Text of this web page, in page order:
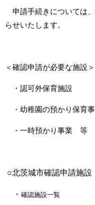
申請手続きについては
らせいたします。
＜確認申請が必要な施設＞
・認可外保育施設
・幼稚園の預かり保育
・一時預かり事業 等
○北茨城市確認申請施設
・ 確認施設一覧